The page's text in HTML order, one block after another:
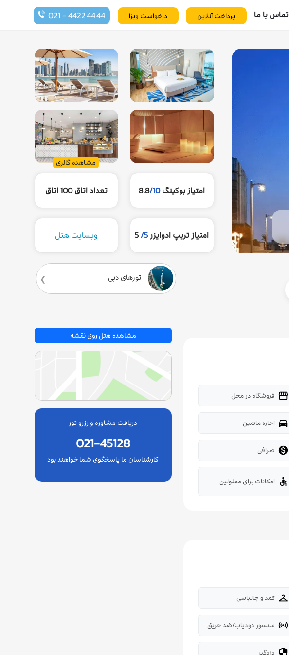
تماس با ما درخواست ویزا 021 - 4422 44 44 پرداخت آنلاین
مشاهده گالری
امتیاز بوکینگ 8.8/10 تعداد اتاق100 اتاق
امتیاز تریپ ادوایزر5/
5 وبسایت هتل
تورهای دبی
storefront فروشگاه در محل
directions_car اجاره ماشین
 صرافی
accessible امکانات برای معلولین
checkroom کمد و جالباسی
sensors سنسور دودیاب/ضد حریق
security دزدگیر
مشاهده هتل روی نقشه
دریافت مشاوره و رزرو تور
021-45128
کارشناسان ما پاسخگوی شما خواهند بود